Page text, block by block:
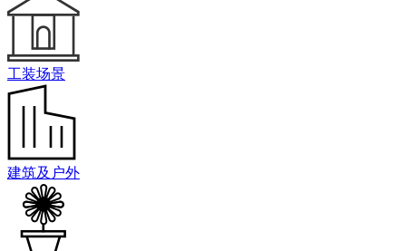
工装场景
建筑及户外